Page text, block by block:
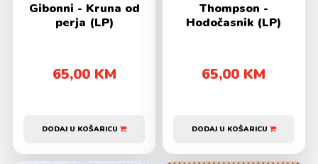
Gibonni - Kruna od
perja (LP)
65,00 KM
DODAJ U KOŠARICU
Thompson -
Hodočasnik (LP)
65,00 KM
DODAJ U KOŠARICU